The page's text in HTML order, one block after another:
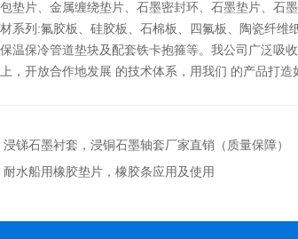
包垫片、金属缠绕垫片、石墨密封环、石墨垫片、
材系列:氟胶板、硅胶板、石棉板、四氟板、陶瓷纤
温保冷管道垫块及配套铁卡抱箍等。我公司广泛吸
，开放合作地发展 的技术体系，用我们 的产品打造
浸锑石墨衬套，浸铜石墨轴套厂家直销（质量保障）
耐水船用橡胶垫片，橡胶条应用及使用